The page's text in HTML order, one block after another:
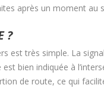
après un moment au
?
est très simple. La
bien indiquée à
de route, ce qui